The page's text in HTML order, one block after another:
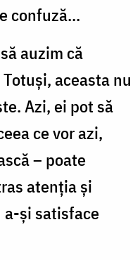
confuză…
auzim că
aceasta nu
Azi, ei pot să
ce vor azi,
– poate
atenţia şi
a-şi satisface